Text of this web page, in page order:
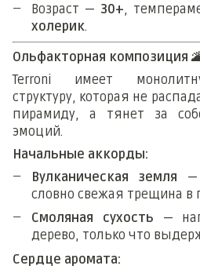
Возраст — 30+,
холерик.
Ольфакторная композиция
Terroni имеет
структуру, которая не
пирамиду, а тянет за
эмоций.
Начальные аккорды:
Вулканическая земля —
словно свежая трещина в
Смоляная сухость —
дерево, только что
Сердце аромата: